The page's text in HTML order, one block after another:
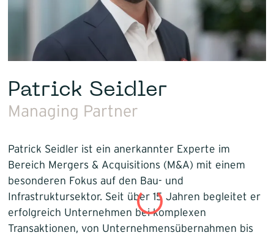
Patrick Seidler
Managing Partner
Patrick Seidler ist ein anerkannter Experte im
Bereich Mergers & Acquisitions (M&A) mit einem
besonderen Fokus auf den Bau- und
Infrastruktursektor. Seit über 15 Jahren begleitet er
erfolgreich Unternehmen bei komplexen
Transaktionen, von Unternehmensübernahmen bis